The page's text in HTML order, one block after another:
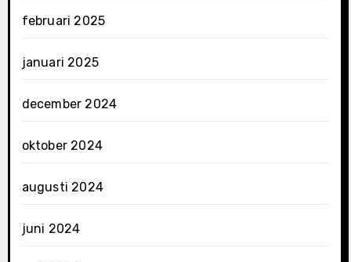
februari 2025
januari 2025
december 2024
oktober 2024
augusti 2024
juni 2024